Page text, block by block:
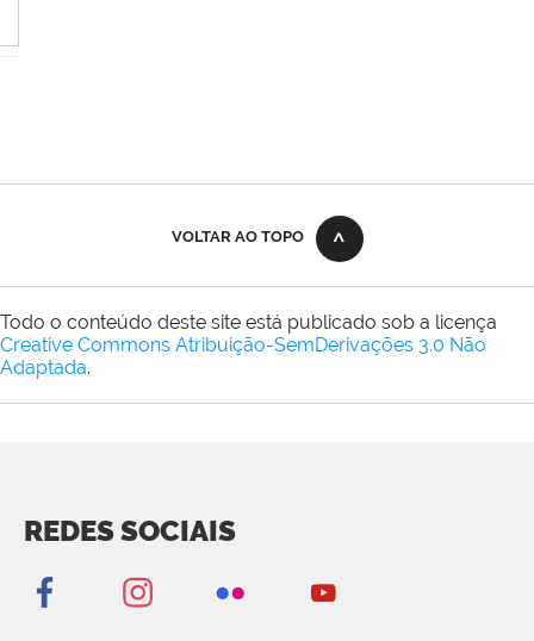
VOLTAR AO TOPO
Todo o conteúdo deste site está publicado sob a licença
Creative Commons Atribuição-SemDerivações 3.0 Não
Adaptada.
REDES SOCIAIS